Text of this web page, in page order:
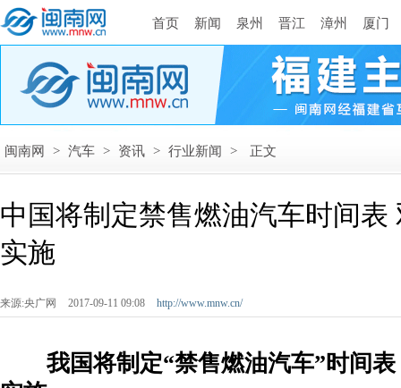
首页 新闻 泉州 晋江 漳州 厦门
闽南网 > 汽车 > 资讯 > 行业新闻 > 正文
中国将制定禁售燃油汽车时间表
实施
来源:央广网 2017-09-11 09:08 http://www.mnw.cn/
我国将制定“禁售燃油汽车”时间